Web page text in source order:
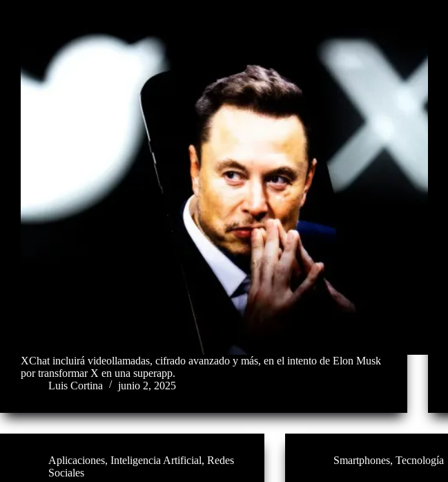
XChat incluirá videollamadas, cifrado avanzado y más, en el intento de Elon Musk
por transformar X en una superapp.
Luis Cortina
junio 2, 2025
Aplicaciones, Inteligencia Artificial, Redes
Sociales
Smartphones,Tecnología